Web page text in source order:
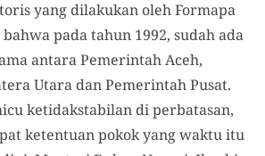
yang dilakukan oleh Formapa
pada tahun 1992, sudah ada
antara Pemerintah Aceh,
Utara dan Pemerintah Pusat.
ketidakstabilan di perbatasan,
ketentuan pokok yang waktu itu